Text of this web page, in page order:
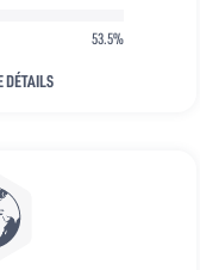
53.5%
DÉTAILS